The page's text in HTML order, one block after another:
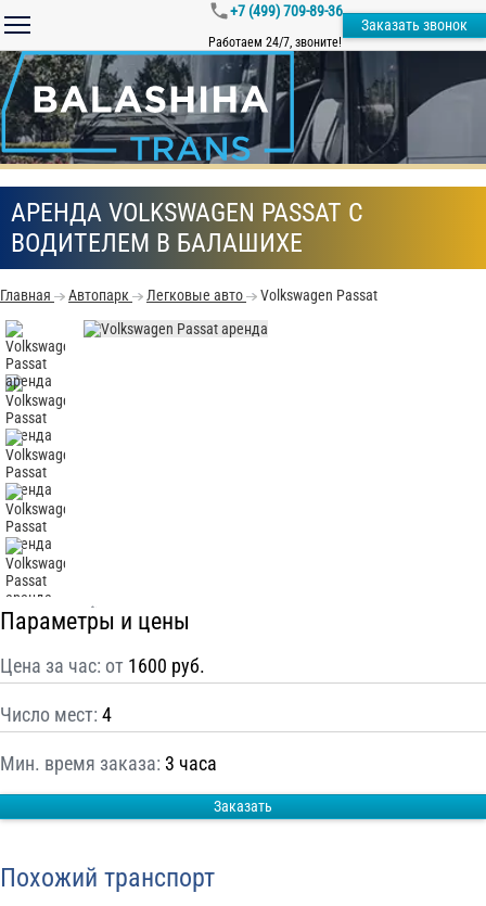
+7 (499) 709-89-36
Работаем 24/7, звоните!
Заказать звонок
АРЕНДА VOLKSWAGEN PASSAT С
ВОДИТЕЛЕМ В БАЛАШИХЕ
Главная Автопарк Легковые авто Volkswagen Passat
Параметры и цены
Цена за час: от 1600 руб.
Число мест: 4
Мин. время заказа: 3 часа
Заказать
Похожий транспорт